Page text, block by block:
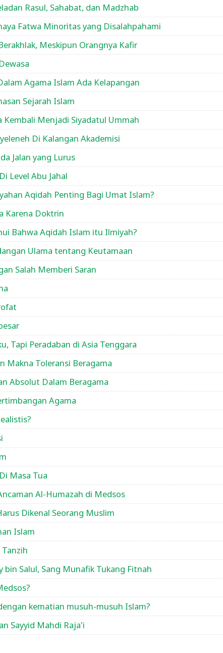
Rasul, Sahabat, dan Madzhab
Fatwa Minoritas yang Disalahpahami
Meskipun Orangnya Kafir
Agama Islam Ada Kelapangan
Sejarah Islam
Kembali Menjadi Siyadatul Ummah
Di Kalangan Akademisi
Jalan yang Lurus
Level Abu Jahal
Aqidah Penting Bagi Umat Islam?
Karena Doktrin
Bahwa Aqidah Islam itu Ilmiyah?
Ulama tentang Keutamaan
Salah Memberi Saran
Tapi Peradaban di Asia Tenggara
Makna Toleransi Beragama
Absolut Dalam Beragama
Agama
Masa Tua
Al-Humazah di Medsos
Dikenal Seorang Muslim
Islam
Salul, Sang Munafik Tukang Fitnah
kematian musuh-musuh Islam?
Sayyid Mahdi Raja'i